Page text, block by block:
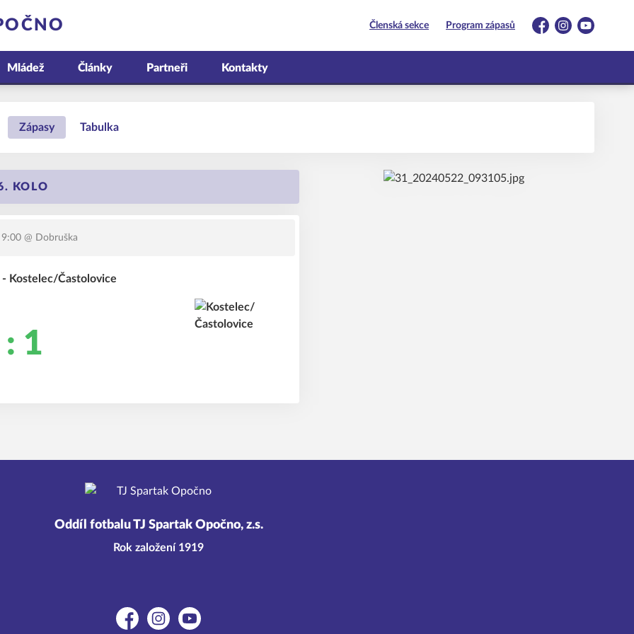
Členská sekce Program zápasů
FacebookInstagramYouTube
Mládež Články Partneři Kontakty
Zápasy Tabulka
KOLO
9:00 @ Dobruška
Kostelec/Častolovice
1
Oddíl fotbalu TJ Spartak Opočno, z.s.
Rok založení 1919
FacebookInstagramYouTube